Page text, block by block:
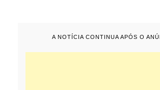
A NOTÍCIA CONTINUA APÓS O